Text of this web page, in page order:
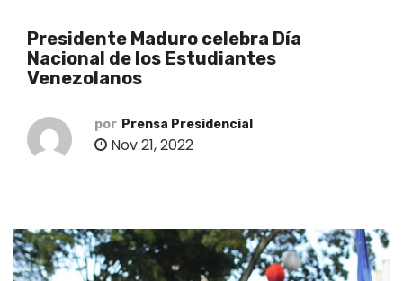
Presidente Maduro celebra Día
Nacional de los Estudiantes
Venezolanos
por Prensa Presidencial
Nov 21, 2022